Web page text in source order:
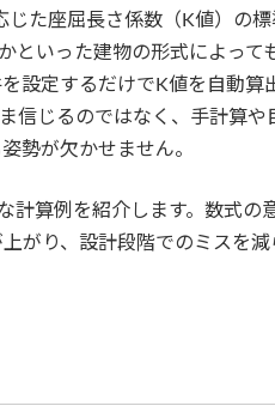
た座屈長さ係数（K値）の
といった建物の形式によって
設定するだけでK値を自動算
信じるのではなく、手計算や
勢が欠かせません。
計算例を紹介します。数式の
がり、設計段階でのミスを